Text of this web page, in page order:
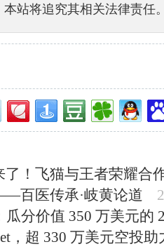
站将追究其相关法律责任
！飞猫与王者荣耀合
百医传承·岐黄论道
分价值 350 万美元的
，超 330 万美元空投助